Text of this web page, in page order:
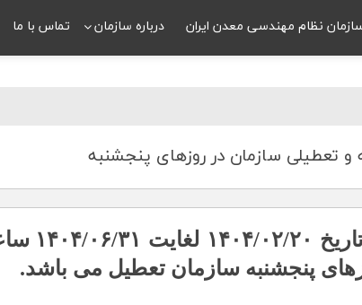
نظام مهندسی معدن ایران درباره سازمان تماس با ما
و تعطیلی سازمان در روزهای پنجشنبه